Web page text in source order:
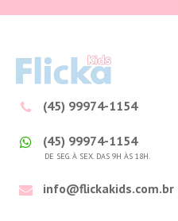
(45) 99974-1154
(45) 99974-1154
DE SEG. À SEX. DAS 9H ÀS 18H.
info@flickakids.com.br